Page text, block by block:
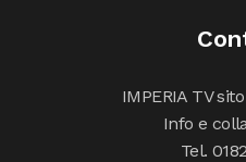
IMPERIA TV
Info e
Tel.